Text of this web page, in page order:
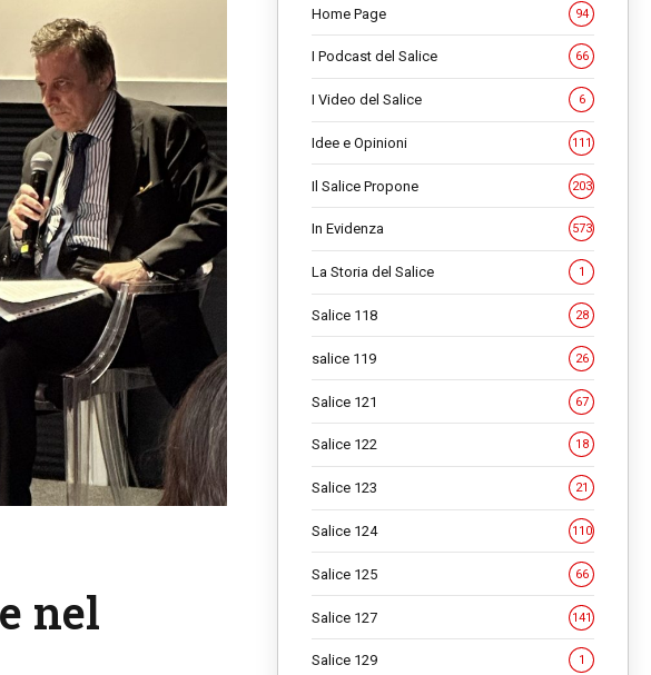
nel
Home Page 94
I Podcast del Salice 66
I Video del Salice 6
Idee e Opinioni 111
Il Salice Propone 203
In Evidenza 573
La Storia del Salice 1
Salice 118 28
salice 119 26
Salice 121 67
Salice 122 18
Salice 123 21
Salice 124 110
Salice 125 66
Salice 127 141
Salice 129 1